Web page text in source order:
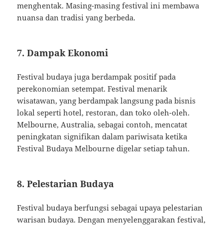
menghentak. Masing-masing festival ini membawa
nuansa dan tradisi yang berbeda.
7. Dampak Ekonomi
Festival budaya juga berdampak positif pada
perekonomian setempat. Festival menarik
wisatawan, yang berdampak langsung pada bisnis
lokal seperti hotel, restoran, dan toko oleh-oleh.
Melbourne, Australia, sebagai contoh, mencatat
peningkatan signifikan dalam pariwisata ketika
Festival Budaya Melbourne digelar setiap tahun.
8. Pelestarian Budaya
Festival budaya berfungsi sebagai upaya pelestarian
warisan budaya. Dengan menyelenggarakan festival,